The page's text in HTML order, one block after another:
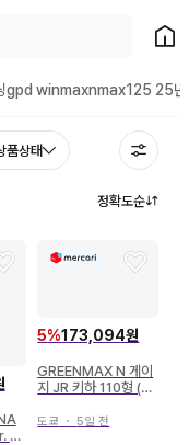
홈으
gpd winmaxnmax125 25년
품상태
정확도순
1/
5%173,094원
GREENMAX N 게이
지 JR 키하 110형 (2
선) 기본 2량 편성 세
도쿄 ・5일 전